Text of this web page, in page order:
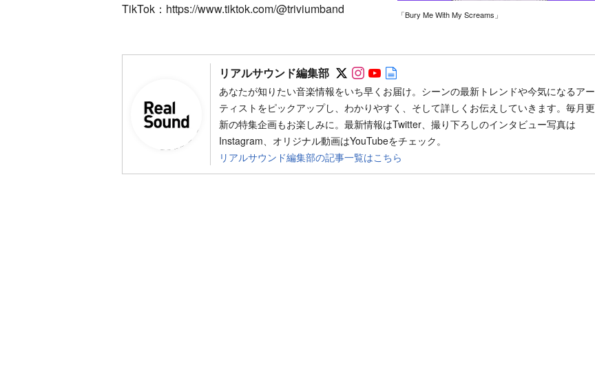
「Bury Me With My Screams」
TikTok：https://www.tiktok.com/@triviumband
リアルサウンド編集部 Follow on SNS
Follow on SNS
Follow on SNS
あなたが知りたい音楽情報をいち早くお届け。シーンの最新トレンドや今気になるアー
ティストをピックアップし、わかりやすく、そして詳しくお伝えしていきます。毎月更
新の特集企画もお楽しみに。最新情報はTwitter、撮り下ろしのインタビュー写真は
Instagram、オリジナル動画はYouTubeをチェック。
リアルサウンド編集部の記事一覧はこちら